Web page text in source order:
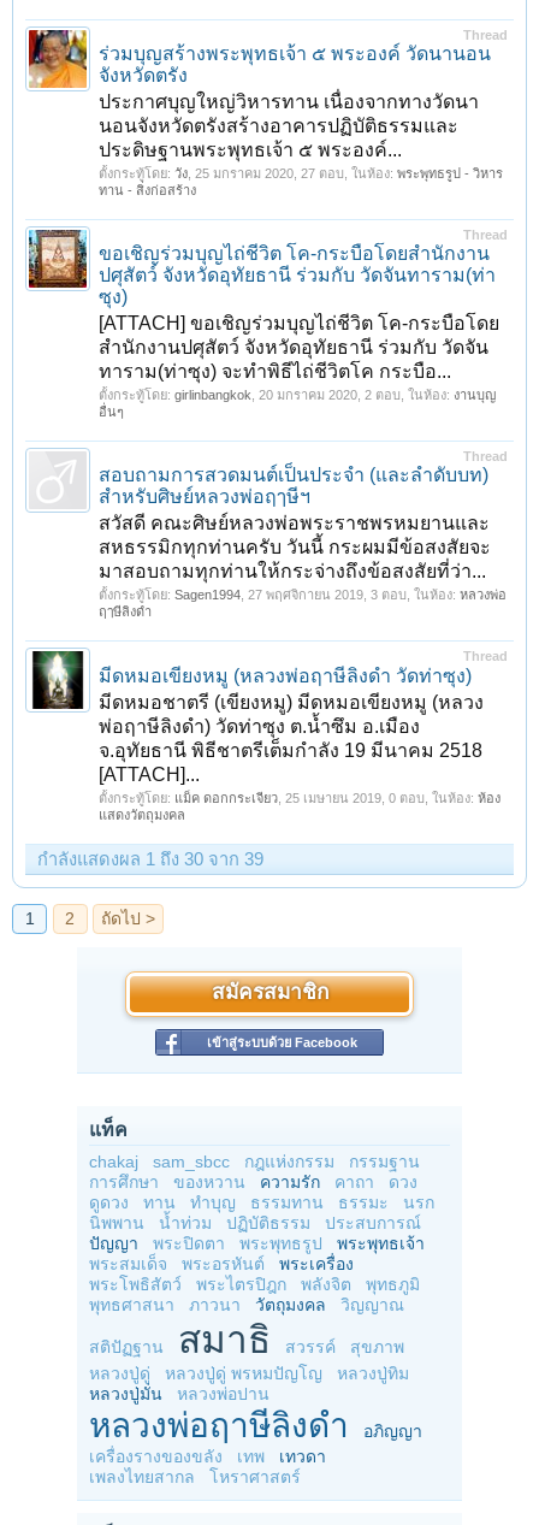
Thread
ร่วมบุญสร้างพระพุทธเจ้า ๕ พระองค์ วัดนานอน
จังหวัดตรัง
ประกาศบุญใหญ่วิหารทาน เนื่องจากทางวัดนา
นอนจังหวัดตรังสร้างอาคารปฏิบัติธรรมและ
ประดิษฐานพระพุทธเจ้า ๕ พระองค์...
ตั้งกระทู้โดย: วัง 25 มกราคม 2020 , 27 ตอบ, ในห้อง: พระพุทธรูป - วิหาร
ทาน - สิ่งก่อสร้าง
Thread
ขอเชิญร่วมบุญไถ่ชีวิต โค-กระบือโดยสำนักงาน
ปศุสัตว์ จังหวัดอุทัยธานี ร่วมกับ วัดจันทาราม(ท่า
ซุง)
[ATTACH] ขอเชิญร่วมบุญไถ่ชีวิต โค-กระบือโดย
สำนักงานปศุสัตว์ จังหวัดอุทัยธานี ร่วมกับ วัดจัน
ทาราม(ท่าซุง) จะทำพิธีไถ่ชีวิตโค กระบือ...
ตั้งกระทู้โดย: girlinbangkok 20 มกราคม 2020 , 2 ตอบ, ในห้อง: งานบุญ
อื่นๆ
Thread
สอบถามการสวดมนต์เป็นประจำ (และลำดับบท)
สำหรับศิษย์หลวงพ่อฤๅษีฯ
สวัสดี คณะศิษย์หลวงพ่อพระราชพรหมยานและ
สหธรรมิกทุกท่านครับ วันนี้ กระผมมีข้อสงสัยจะ
มาสอบถามทุกท่านให้กระจ่างถึงข้อสงสัยที่ว่า...
ตั้งกระทู้โดย: Sagen1994 27 พฤศจิกายน 2019 , 3 ตอบ, ในห้อง: หลวงพ่อ
ฤๅษีลิงดำ
Thread
มีดหมอเขียงหมู (หลวงพ่อฤาษีลิงดำ วัดท่าซุง)
มีดหมอชาตรี (เขียงหมู) มีดหมอเขียงหมู (หลวง
พ่อฤาษีลิงดำ) วัดท่าซุง ต.น้ำซึม อ.เมือง
จ.อุทัยธานี พิธีชาตรีเต็มกำลัง 19 มีนาคม 2518
[ATTACH]...
ตั้งกระทู้โดย: แม็ค ดอกกระเจียว 25 เมษายน 2019 , 0 ตอบ, ในห้อง: ห้อง
แสดงวัตถุมงคล
กำลังแสดงผล 1 ถึง 30 จาก 39
สมัครสมาชิก
เข้าสู่ระบบด้วย Facebook
แท็ค
chakaj sam_sbcc กฎแห่งกรรม
กรรมฐาน
การศึกษา
ของหวาน ความรัก คาถา
ดวง
ดูดวง
ทาน ทำบุญ ธรรมทาน ธรรมะ
นรก
นิพพาน
น้ำท่วม ปฏิบัติธรรม
ประสบการณ์
ปัญญา
พระปิดตา พระพุทธรูป
พระพุทธเจ้า
พระสมเด็จ
พระอรหันต์
พระเครื่อง
พระโพธิสัตว์
พระไตรปิฎก พลังจิต
พุทธภูมิ
พุทธศาสนา
ภาวนา วัตถุมงคล วิญญาณ
สติปัฏฐาน สมาธิ สวรรค์
สุขภาพ
หลวงปู่ดู่
หลวงปู่ดู่ พรหมปัญโญ
หลวงปู่ทิม
หลวงปู่มั่น
หลวงพ่อปาน
หลวงพ่อฤาษีลิงดำ
อภิญญา
เครื่องรางของขลัง
เทพ
เทวดา
เพลงไทยสากล
โหราศาสตร์